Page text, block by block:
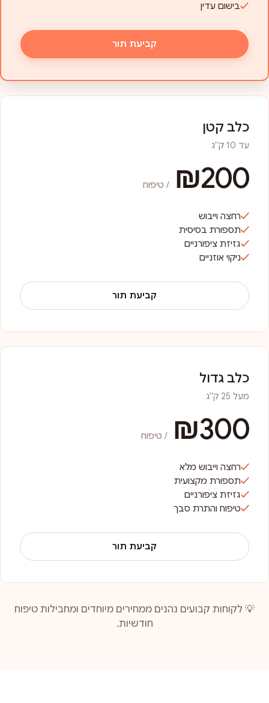
כלב קטן
עד 10 ק"ג
₪200 / טיפוח
רחצה וייבוש
תספורת בסיסית
גזיזת ציפורניים
ניקוי אוזניים
קביעת תור
בישום עדין
קביעת תור
כלב גדול
מעל 25 ק"ג
₪300 / טיפוח
רחצה וייבוש מלא
תספורת מקצועית
גזיזת ציפורניים
טיפוח והתרת סבך
קביעת תור
💡 לקוחות קבועים נהנים ממחירים מיוחדים ומחבילות טיפוח
חודשיות.